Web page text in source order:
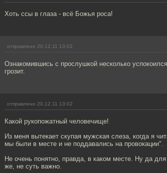
Хоть ссы в глаза - всё Божья роса!
отправлено 20.12.11 13:02
Ознакомившись с прослушкой несколько
грозит.
отправлено 20.12.11 13:02
Какой рукопожатный человечище!
Из меня вытекает скупая мужская слеза, когда я
мы были в месте и не поддавались на провокации".
Не очень понятно, правда, в каком месте. Ну да
же, не суть важно.